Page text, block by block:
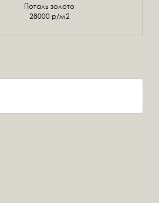
Поталь золото
28000 р/м2